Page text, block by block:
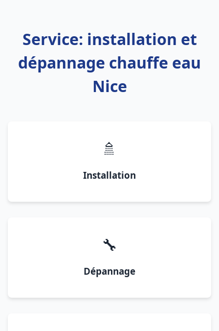
Service: installation et
dépannage chauffe eau
Nice
🚿
Installation
🔧
Dépannage